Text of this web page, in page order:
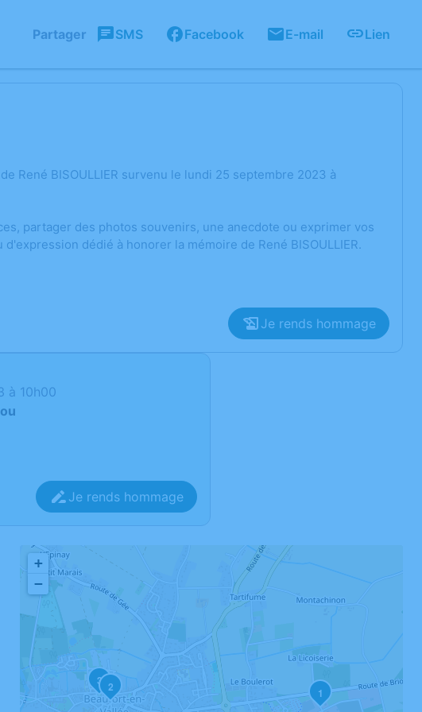
Partager SMS Facebook E-mail Lien
René BISOULLIER survenu le lundi 25 septembre 2023 à
partager des photos souvenirs, une anecdote ou exprimer vos
dédié à honorer la mémoire de René BISOULLIER.
Je rends hommage
à 10h00
Je rends hommage
1
2
3
+
−